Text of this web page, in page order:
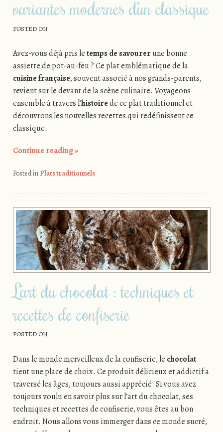
variantes modernes d’un classique
POSTED ON
Avez-vous déjà pris letemps de savourerune bonne
assiette de pot-au-feu ? Ce plat emblématique de la
cuisine française, souvent associé à nos grands-parents,
revient sur le devant de la scène culinaire. Voyageons
ensemble à travers l’histoirede ce plat traditionnel et
découvrons les nouvelles recettes qui redéfinissent ce
classique.
Continue reading»
Posted in Plats traditionnels
L’art du chocolat : techniques et
recettes de confiserie
POSTED ON
Dans le monde merveilleux de la confiserie, le chocolat
tient une place de choix. Ce produit délicieux et addictif a
traversé les âges, toujours aussi apprécié. Si vous avez
toujours voulu en savoir plus sur l’art du chocolat, ses
techniques et recettes de confiserie, vous êtes au bon
endroit. Nous allons vous immerger dans ce monde sucré,